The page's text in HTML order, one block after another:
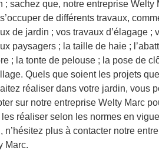
; sachez que, notre entreprise Welty
de différents travaux,
de jardin ; vos travaux d’élagage ;
paysagers ; la taille de haie ;
; la tonte de pelouse ; la pose de
Quels que soient les projets
réaliser dans votre jardin, vous
sur notre entreprise Welty Marc
réaliser selon les normes en
n’hésitez plus à contacter notre
Marc.